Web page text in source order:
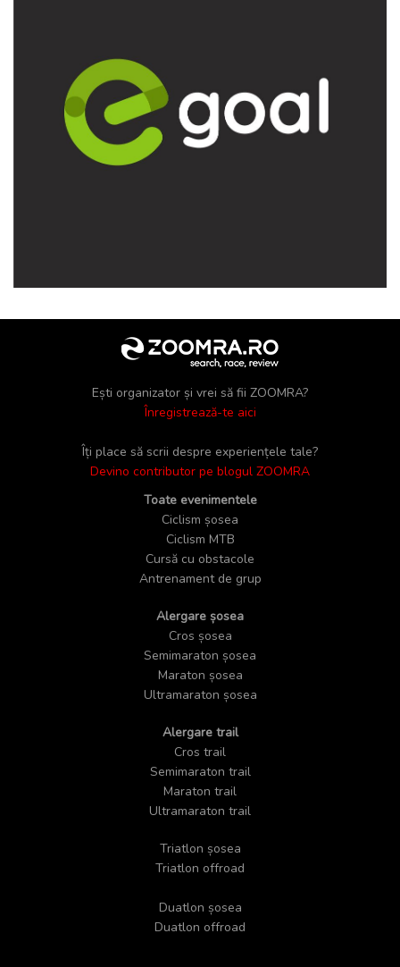
Ești organizator și vrei să fii ZOOMRA?
Înregistrează-te aici
Îți place să scrii despre experiențele tale?
Devino contributor pe blogul ZOOMRA
Toate evenimentele
Ciclism șosea
Ciclism MTB
Cursă cu obstacole
Antrenament de grup
Alergare șosea
Cros șosea
Semimaraton șosea
Maraton șosea
Ultramaraton șosea
Alergare trail
Cros trail
Semimaraton trail
Maraton trail
Ultramaraton trail
Triatlon șosea
Triatlon offroad
Duatlon șosea
Duatlon offroad